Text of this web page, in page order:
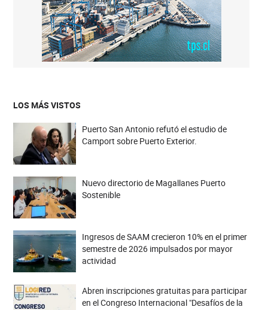
LOS MÁS VISTOS
Puerto San Antonio refutó el estudio de
Camport sobre Puerto Exterior.
Nuevo directorio de Magallanes Puerto
Sostenible
Ingresos de SAAM crecieron 10% en el primer
semestre de 2026 impulsados por mayor
actividad
Abren inscripciones gratuitas para participar
en el Congreso Internacional "Desafíos de la